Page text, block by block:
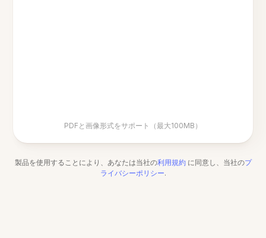
PDFと画像形式をサポート（最大100MB）
製品を使用することにより、あなたは当社の利用規約 に同意し、当社のプ
ライバシーポリシー.